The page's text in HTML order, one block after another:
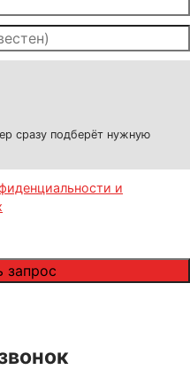
сразу подберёт нужную
и